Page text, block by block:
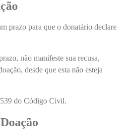
prazo para que o donatário declare
não manifeste sua recusa,
desde que esta não esteja
539 do Código Civil.